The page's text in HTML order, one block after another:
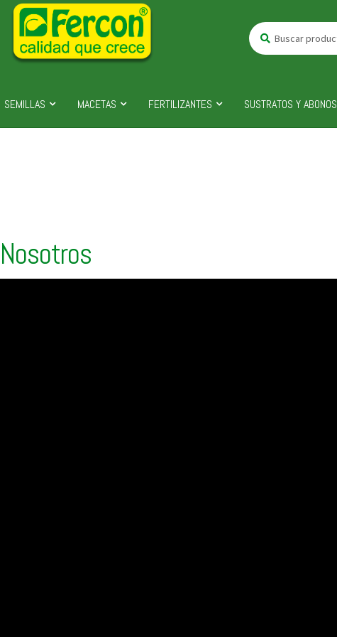
Buscar
por:
Buscar
SEMILLAS MACETAS FERTILIZANTES SUSTRATOS Y ABONOS
Nosotros